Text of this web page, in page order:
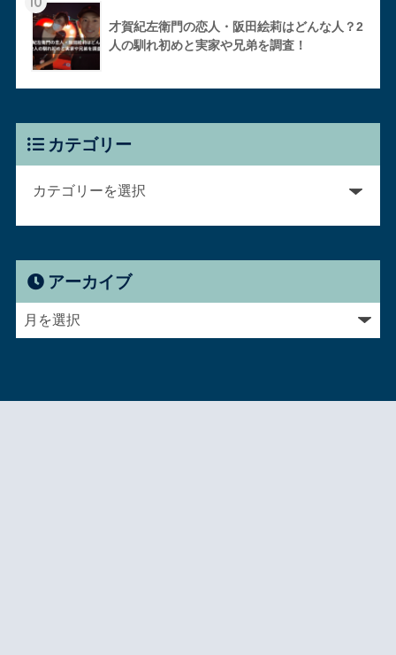
才賀紀左衛門の恋人・阪田絵莉はどんな人？2
人の馴れ初めと実家や兄弟を調査！
カテゴリー
アーカイブ